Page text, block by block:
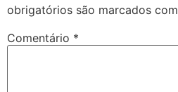
obrigatórios são marcados com
Comentário *